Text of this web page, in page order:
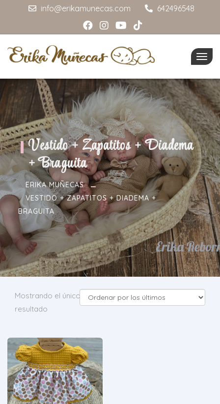
info@erikamunecas.com 642496548
Vestido + Zapatitos + Diadema
+ Braguita
ERIKA MUÑECAS
VESTIDO + ZAPATITOS + DIADEMA +
BRAGUITA
Mostrando el único
resultado